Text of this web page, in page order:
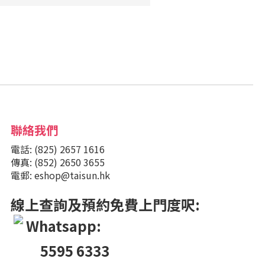
聯絡我們
電話: (825) 2657 1616
傳真: (852) 2650 3655
電郵: eshop@taisun.hk
線上查詢及預約免費上門度呎:
Whatsapp:
5595 6333